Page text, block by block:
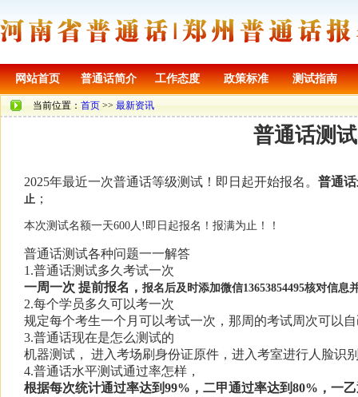
网站首页 普通话简介 工作态度 政策标准 测试指南
当前位置： 首页 >> 最新资讯
普通话测
2025年最近一次普通话等级测试！即日起开始报名。 普通
止 ；
本次测试名额一天600人!即日起报名！报满为止！！
普通话测试各种问题一一解答
1.普通话测试多久考试一次
一周一次 提前报名， 报名后及时添加微信13653854495核对信息
2.每个学员多久可以考一次
规定每个考生一个月可以考试一次，那周的考试周次可以
3.普通话现在是怎么测试的
机器测试， 进入考场刷身份证原件，进入考室进行人脸识
4.普通话水平测试通过率怎样，
根据每次统计通过率达到99% ，二甲通过率达到80% ，一